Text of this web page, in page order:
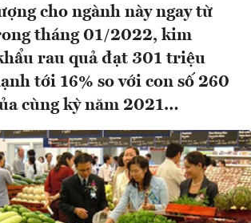
cho ngành này ngay từ
tháng 01/2022, kim
rau quả đạt 301 triệu
tới 16% so với con số 260
cùng kỳ năm 2021…